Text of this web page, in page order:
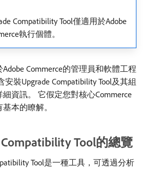
Compatibility Tool僅適用於Adobe
執行個體。
Commerce的管理員和軟體工程
安裝Upgrade Compatibility Tool及其組
資訊。 它假定您對核心Commerce
本的瞭解。
Tool的總覽
Tool是一種工具，可透過分析